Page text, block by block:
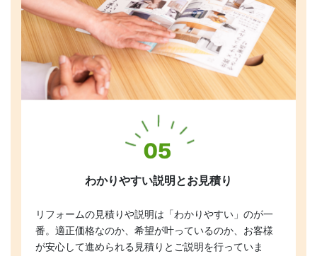
わかりやすい説明とお見積り
リフォームの見積りや説明は「わかりやすい」のが一
番。適正価格なのか、希望が叶っているのか、お客様
が安心して進められる見積りとご説明を行っていま